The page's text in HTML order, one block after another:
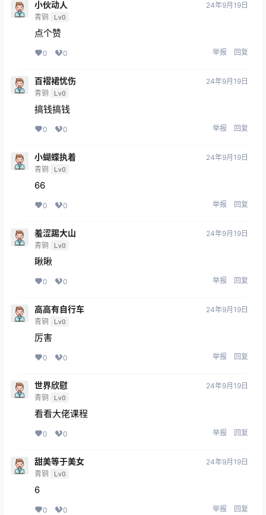
小伙动人
青铜 Lv0
24年9月19日
点个赞
0 0 举报 回复
百褶裙忧伤
青铜 Lv0
24年9月19日
搞钱搞钱
0 0 举报 回复
小蝴蝶执着
青铜 Lv0
24年9月19日
66
0 0 举报 回复
羞涩踢大山
青铜 Lv0
24年9月19日
瞅瞅
0 0 举报 回复
高高有自行车
青铜 Lv0
24年9月19日
厉害
0 0 举报 回复
世界欣慰
青铜 Lv0
24年9月19日
看看大佬课程
0 0 举报 回复
甜美等于美女
青铜 Lv0
24年9月19日
6
0 0 举报 回复